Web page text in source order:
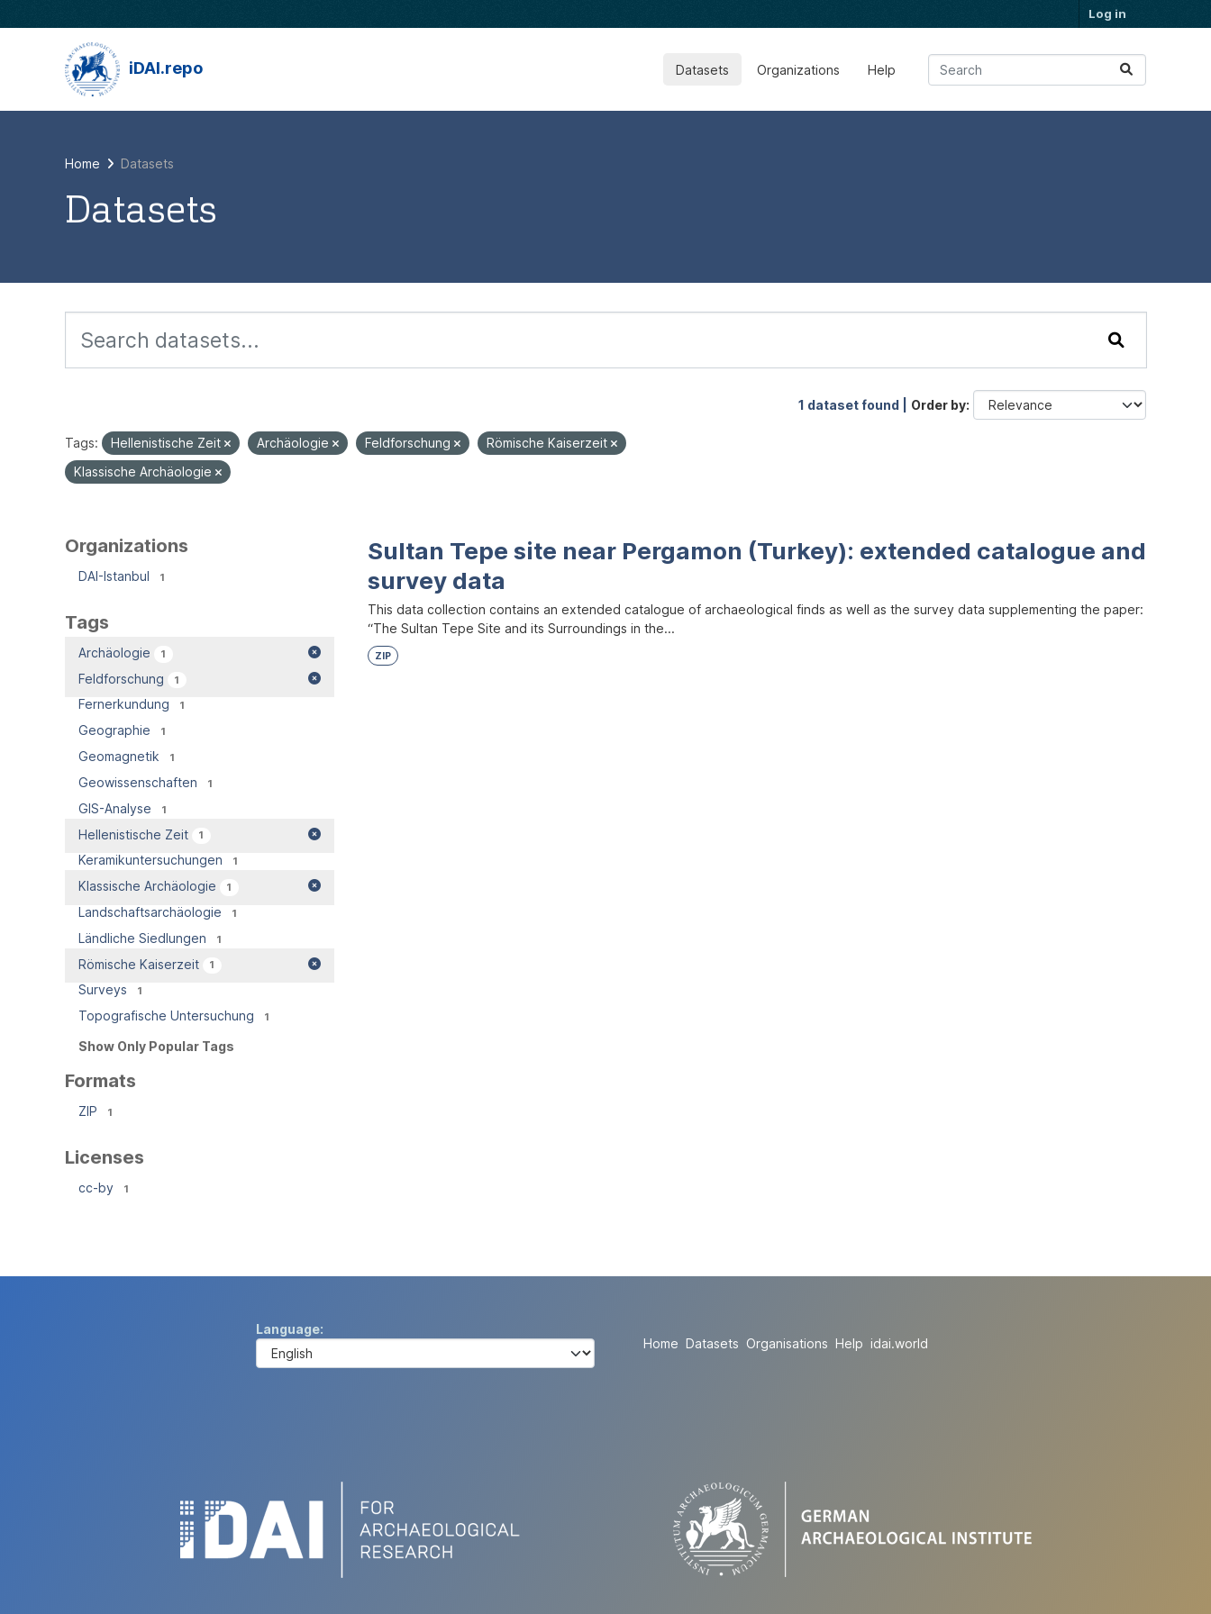
Log in
iDAI.repo Datasets Organizations Help
Home Datasets
Datasets
1 dataset found | Order by
Tags: Hellenistische Zeit Archäologie Feldforschung
Römische Kaiserzeit
Klassische Archäologie
Organizations
DAI-Istanbul 1
Tags
Archäologie 1
Feldforschung 1
Fernerkundung 1
Geographie 1
Geomagnetik 1
Geowissenschaften 1
GIS-Analyse 1
Hellenistische Zeit 1
Keramikuntersuchungen 1
Klassische Archäologie 1
Landschaftsarchäologie 1
Ländliche Siedlungen 1
Römische Kaiserzeit 1
Surveys 1
Topografische Untersuchung 1
Show Only Popular Tags
Formats
ZIP 1
Licenses
cc-by 1
Sultan Tepe site near Pergamon (Turkey): extended catalogue and
survey data
This data collection contains an extended catalogue of archaeological finds as well as the survey data supplementing the paper:
“The Sultan Tepe Site and its Surroundings in the...
ZIP
Language
Home Datasets Organisations Help idai.world